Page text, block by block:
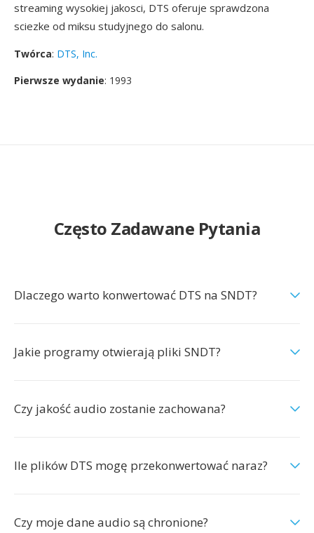
streaming wysokiej jakosci, DTS oferuje sprawdzona
sciezke od miksu studyjnego do salonu.
Twórca: DTS, Inc.
Pierwsze wydanie: 1993
Często Zadawane Pytania
Dlaczego warto konwertować DTS na SNDT?
Jakie programy otwierają pliki SNDT?
Czy jakość audio zostanie zachowana?
Ile plików DTS mogę przekonwertować naraz?
Czy moje dane audio są chronione?